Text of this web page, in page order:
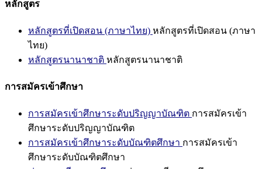
หลักสูตร
หลักสูตรที่เปิดสอน (ภาษาไทย) หลักสูตรที่เปิดสอน (ภาษา
ไทย)
หลักสูตรนานาชาติ หลักสูตรนานาชาติ
การสมัครเข้าศึกษา
การสมัครเข้าศึกษาระดับปริญญาบัณฑิต การสมัครเข้า
ศึกษาระดับปริญญาบัณฑิต
การสมัครเข้าศึกษาระดับบัณฑิตศึกษา การสมัครเข้า
ศึกษาระดับบัณฑิตศึกษา